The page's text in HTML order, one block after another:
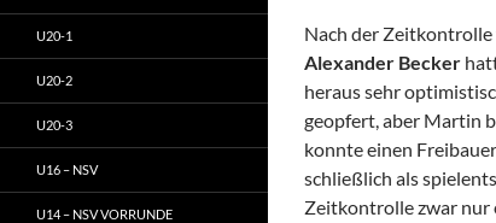
Nach der Zeitkontrolle
Alexander Becker
heraus sehr
geopfert, aber Martin
konnte einen
schließlich als
Zeitkontrolle zwar nur
U20-1
U20-2
U20-3
U16 – NSV
U14 – NSV VORRUNDE